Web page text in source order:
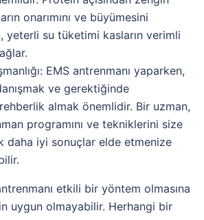
onarımını ve büyümesini
yeterli su tüketimi kasların verimli
EMS antrenmanı yaparken,
ve gerektiğinde
almak önemlidir. Bir uzman,
programını ve tekniklerini size
daha iyi sonuçlar elde etmenize
etkili bir yöntem olmasına
uygun olmayabilir. Herhangi bir